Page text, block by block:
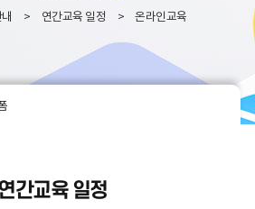
연간교육 일정 온라인교육
연간교육 일정